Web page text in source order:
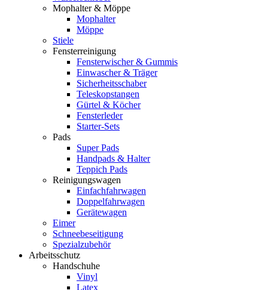
Mophalter & Möppe
Mophalter
Möppe
Stiele
Fensterreinigung
Fensterwischer & Gummis
Einwascher & Träger
Sicherheitsschaber
Teleskopstangen
Gürtel & Köcher
Fensterleder
Starter-Sets
Pads
Super Pads
Handpads & Halter
Teppich Pads
Reinigungswagen
Einfachfahrwagen
Doppelfahrwagen
Gerätewagen
Eimer
Schneebeseitigung
Spezialzubehör
Arbeitsschutz
Handschuhe
Vinyl
Latex